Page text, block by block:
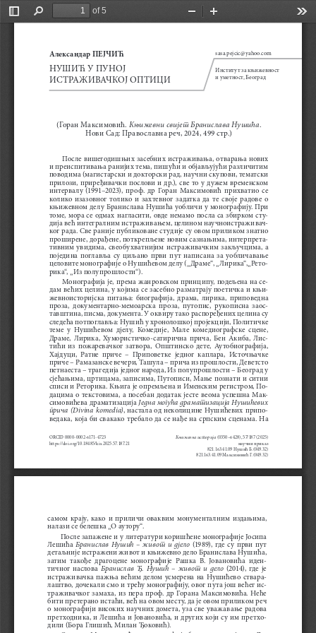
Toggle
Find
of 5
Zoom
Институт за књижевност
и уметност, Београд
sasa.pejcic@yahoo.com
Александар ПЕјЧиЋ
НУШИЋ У ПУНОЈ
ИСТРАЖИВАЧКОЈ ОПТИЦИ
(Горан Максимовић. Књижевни свијет Бранислава Нушића
Нови Сад: Православна реч, 2024, 499 стр.)
После вишегодишњих засебних истраживања, отварања нових
и преиспитивања ранијих тема, пишући и објављујући различитим
поводима (магистарски и докторски рад, научни скупови, тематски
прилози, приређивачки послови и др.), све то у дужем временском
интервалу  (1991–2023),  проф.  др  Горан  Максимовић  прихватио  се
колико  изазовног  толико  и  захтевног  задатка  да  те  своје  радове  о
књижевном делу Бранислава Нушића уобличи у монографију. При
томе,  мора  се  одмах  нагласити,  овде  немамо  посла  са  збирком  сту-
дија већ интегралним истраживањем, целином научноистраживач-
ког рада. Све раније публиковане студије су овом приликом знатно
проширене, дорађене, поткрепљене новим сазнањима, интерпрета
тивним  увидима,  свеобухватнијим  истраживачким  закључцима,  а
поједина  поглавља  су  циљано  први  пут  написана  за  уобличавање
целовите монографије о Нушићевом делу („Драме“, „Лирика“,„Рето-
рика“, „Из полупрошлости“).
Монографија је, према жанровском принципу, подељена на се-
дам већих целина, у којима се засебно разматрају поетичка и књи-
жевноисторијска  питања:  биографија,  драма,  лирика,  приповедна
проза,  документарно-мемоарска  проза,  путопис,  рукописна  заос
тавштина, писма, документа. У оквиру тако распоређених целина су
следећа потпоглавља: Нушић у хронолошкој пројекцији, Политичке
теме  у  Нушићевом  дјелу,  Комедије,  Мале  комедиографске  сцене,
Драме,  Лирика,  Хумористичко-сатирична  прича,  Бен  Акиба,  Лис
тићи  из  пожаревачког  затвора,  Општинско  дете,  Аутобиографија,
Хајдуци,  Ратне  приче  –  Приповетке  једног  каплара,  Источњачке
приче – Рамазанске вечери, Ташула – прича из прошлости, Деветсто
петнаеста – трагедија једног народа, Из полупрошлости – Београд у
сјећањима, цртицама, записима, Путописи, Мање познати и ситни
списи и Реторика. Књига је опремљена и Именским регистром, По-
дацима  о  текстовима,  а  посебан  додатак  јесте  веома  успешна  Мак-
симовићева драматизација Једна могућа драматизација Нушићевих
прича  (divina  komedia) ,  настала  од  неколицине  Нушићевих  припо-
ведака, која би свакако требало да се нађе на српским сценама. На
Књижевна историја
  (0350–6428),  57/187  (2025)
821.163.41.09 Ну шић Б.(049.32)
821.163.41.09 Максимовић Г.(049.32)
OrCID 0000-0002-6171-4723
https://doi.org/10.18485/kis.2025.57.187.21
самом  крају,  како  и  приличи  оваквим  монументалним  издањима,
налази се белешка „О аутору“.
После запажене и у литератури коришћене монографије Јосипа
Лешића Бранислав  Нушић  –  живот  и  дјело
  (1989),  где  су  први  пут
детаљније истражени живот и књижевно дело Бранислава Нушића,
затим  такође  драгоцене  монографије  Рашка  В.  Јовановића  иден
тичног  наслова Бранислав  Ђ.  Нушић  –  живот  и  дело (2014),  где  је
истраживачка  пажња  већим  делом  усмерена  на  Нушићево  ствара
лаштво, дочекали смо и трећу монографију, овог пута још већег ис-
траживачког  замаха,  из  пера  проф.  др  Горана  Максимовића.  Неће
бити претерано истаћи, већ на овом месту, да је овом приликом реч
о монографији високих научних домета, уза све уважавање радова
претходника, и Лешића и Јовановића, и других који су им претхо
дили (Бора Глишић, Милан Ђоковић).